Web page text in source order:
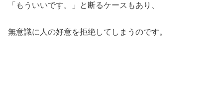
「もういいです。」と断るケースもあり、
無意識に人の好意を拒絶してしまうのです。